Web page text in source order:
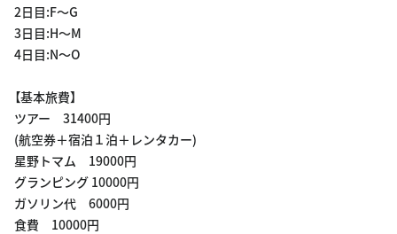
2日目:F〜G
3日目:H〜M
4日目:N〜O
【基本旅費】
ツアー 31400円
(航空券＋宿泊１泊＋レンタカー)
星野トマム 19000円
グランピング 10000円
ガソリン代 6000円
食費 10000円